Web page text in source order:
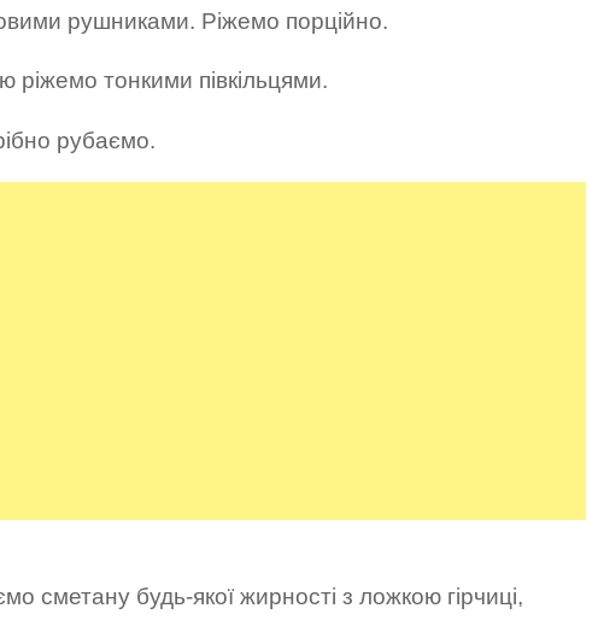
рушниками. Ріжемо порційно.
ріжемо тонкими півкільцями.
рубаємо.
сметану будь-якої жирності з ложкою гірчиці,